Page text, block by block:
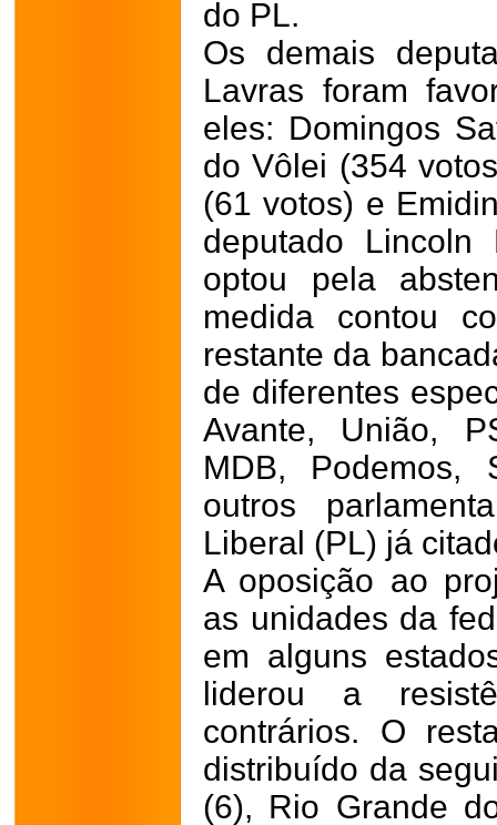
do PL.
Os demais
Lavras foram
eles: Domingos
do Vôlei (354
(61 votos) e
deputado Lincoln
optou pela
medida contou
restante da
de diferentes
Avante, União,
MDB, Podemos,
outros
Liberal (PL) já
A oposição ao
as unidades da
em alguns
liderou a
contrários. O
distribuído da
(6), Rio Grande